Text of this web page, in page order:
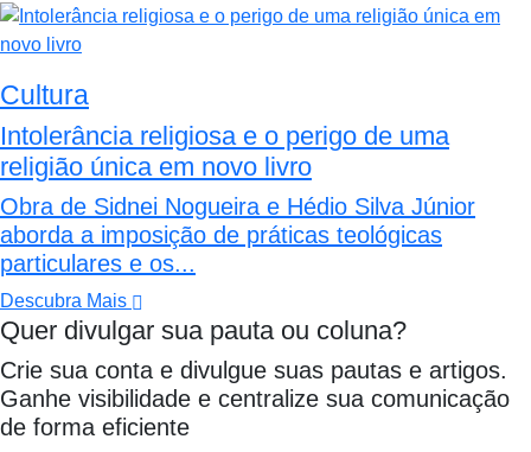
Cultura
Intolerância religiosa e o perigo de uma
religião única em novo livro
Obra de Sidnei Nogueira e Hédio Silva Júnior
aborda a imposição de práticas teológicas
particulares e os...
Descubra Mais
Quer divulgar sua pauta ou coluna?
Crie sua conta e divulgue suas pautas e artigos.
Ganhe visibilidade e centralize sua comunicação
de forma eficiente